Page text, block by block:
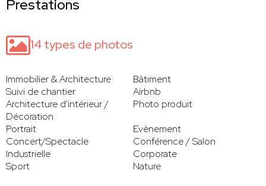
Prestations
14 types de photos
Immobilier & Architecture
Bâtiment
Suivi de chantier
Airbnb
Architecture d'intérieur /
Décoration
Photo produit
Portrait
Evènement
Concert/Spectacle
Conférence / Salon
Industrielle
Corporate
Sport
Nature